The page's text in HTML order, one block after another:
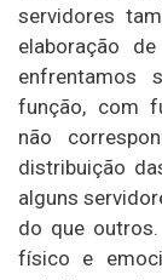
servidores
elaboração
enfrentamos
função, com
não
distribuição
alguns
do que
físico e